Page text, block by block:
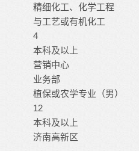
精细化工、化学工程
与工艺或有机化工
4
本科及以上
营销中心
业务部
植保或农学专业（男）
12
本科及以上
济南高新区